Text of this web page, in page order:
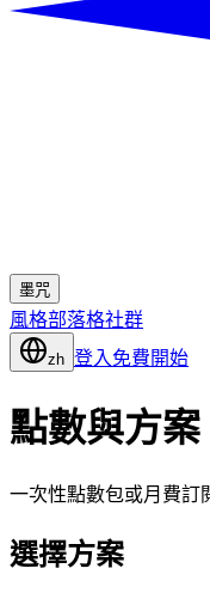
墨咒
風格部落格社群
zh 登入 免費開始
點數與方案
一次性點數包或月費
選擇方案